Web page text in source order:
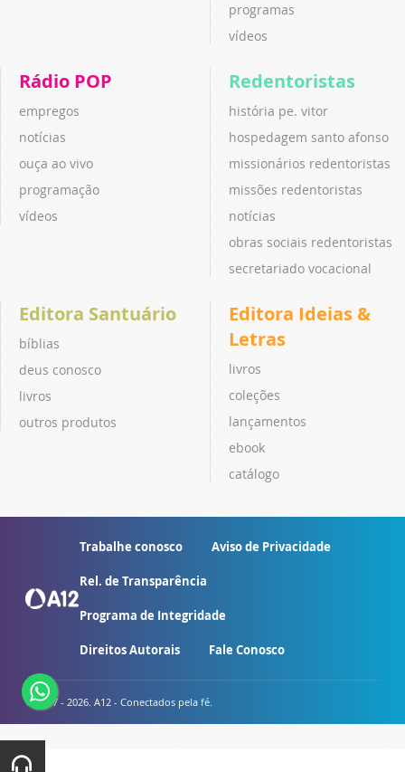
programas
vídeos
Rádio POP
empregos
notícias
ouça ao vivo
programação
vídeos
Redentoristas
história pe. vitor
hospedagem santo afonso
missionários redentoristas
missões redentoristas
notícias
obras sociais redentoristas
secretariado vocacional
Editora Santuário
bíblias
deus conosco
livros
outros produtos
Editora Ideias &
Letras
livros
coleções
lançamentos
ebook
catálogo
Trabalhe conosco Aviso de Privacidade
Rel. de Transparência
Programa de Integridade
Direitos Autorais Fale Conosco
© 2007 - 2026. A12 - Conectados pela fé.